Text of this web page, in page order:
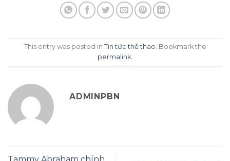
This entry was posted in Tin tức thể thao . Bookmark the
permalink
ADMINPBN